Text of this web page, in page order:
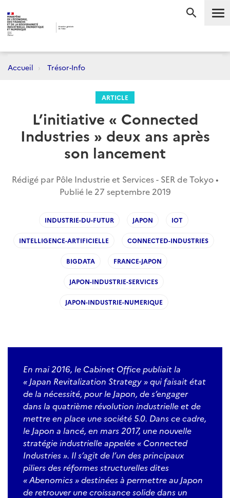
Accueil Trésor-Info
ARTICLE
L’initiative « Connected
Industries » deux ans après
son lancement
Rédigé par Pôle Industrie et Services - SER de Tokyo •
Publié le 27 septembre 2019
INDUSTRIE-DU-FUTUR JAPON IOT
INTELLIGENCE-ARTIFICIELLE CONNECTED-INDUSTRIES
BIGDATA FRANCE-JAPON
JAPON-INDUSTRIE-SERVICES
JAPON-INDUSTRIE-NUMERIQUE
En mai 2016, le Cabinet Office publiait la
« Japan Revitalization Strategy » qui faisait état
de la nécessité, pour le Japon, de s’engager
dans la quatrième révolution industrielle et de
mettre en place une société 5.0. Dans ce cadre,
le Japon a lancé, en mars 2017, une nouvelle
stratégie industrielle appelée « Connected
Industries ». Il s’agit de l’un des principaux
piliers des réformes structurelles dites
« Abenomics » destinées à permettre au Japon
de retrouver une croissance solide dans un